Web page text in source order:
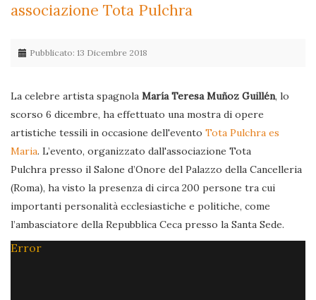
associazione Tota Pulchra
Pubblicato: 13 Dicembre 2018
La celebre artista spagnola María Teresa Muñoz Guillén, lo
scorso 6 dicembre, ha effettuato una mostra di opere
artistiche tessili in occasione dell'evento Tota Pulchra es
Maria. L’evento, organizzato dall'associazione Tota
Pulchra presso il Salone d’Onore del Palazzo della Cancelleria
(Roma), ha visto la presenza di circa 200 persone tra cui
importanti personalità ecclesiastiche e politiche, come
l’ambasciatore della Repubblica Ceca presso la Santa Sede.
Error